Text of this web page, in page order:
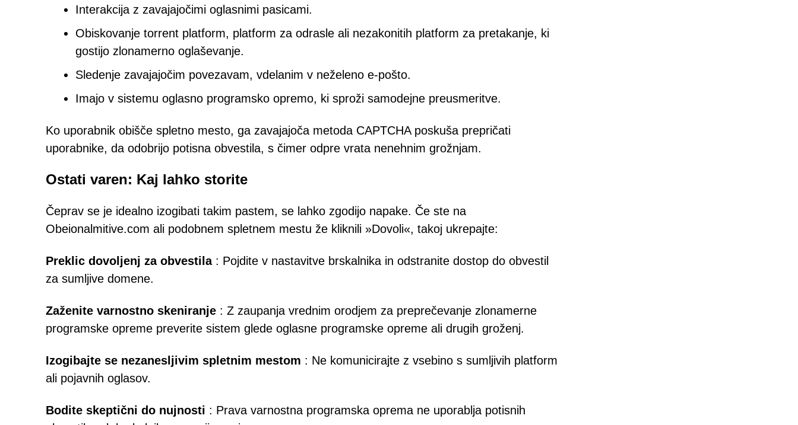
Interakcija z zavajajočimi oglasnimi pasicami.
Obiskovanje torrent platform, platform za odrasle ali nezakonitih platform za pretakanje, ki
gostijo zlonamerno oglaševanje.
Sledenje zavajajočim povezavam, vdelanim v neželeno e-pošto.
Imajo v sistemu oglasno programsko opremo, ki sproži samodejne preusmeritve.
Ko uporabnik obišče spletno mesto, ga zavajajoča metoda CAPTCHA poskuša prepričati
uporabnike, da odobrijo potisna obvestila, s čimer odpre vrata nenehnim grožnjam.
Ostati varen: Kaj lahko storite
Čeprav se je idealno izogibati takim pastem, se lahko zgodijo napake. Če ste na
Obeionalmitive.com ali podobnem spletnem mestu že kliknili »Dovoli«, takoj ukrepajte:
Preklic dovoljenj za obvestila: Pojdite v nastavitve brskalnika in odstranite dostop do obvestil
za sumljive domene.
Zaženite varnostno skeniranje : Z zaupanja vrednim orodjem za preprečevanje zlonamerne
programske opreme preverite sistem glede oglasne programske opreme ali drugih groženj.
Izogibajte se nezanesljivim spletnim mestom : Ne komunicirajte z vsebino s sumljivih platform
ali pojavnih oglasov.
Bodite skeptični do nujnosti : Prava varnostna programska oprema ne uporablja potisnih